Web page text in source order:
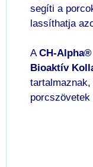
segíti a
lassíthatja
ACH-Alpha®
Bioaktív
porcszövetek